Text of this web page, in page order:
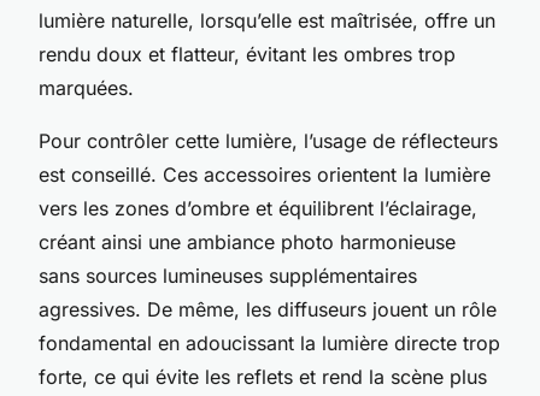
lumière naturelle, lorsqu’elle est maîtrisée, offre un
rendu doux et flatteur, évitant les ombres trop
marquées.
Pour contrôler cette lumière, l’usage de réflecteurs
est conseillé. Ces accessoires orientent la lumière
vers les zones d’ombre et équilibrent l’éclairage,
créant ainsi une ambiance photo harmonieuse
sans sources lumineuses supplémentaires
agressives. De même, les diffuseurs jouent un rôle
fondamental en adoucissant la lumière directe trop
forte, ce qui évite les reflets et rend la scène plus